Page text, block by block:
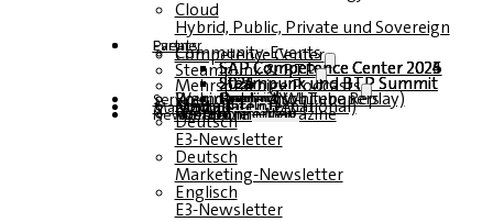
Cloud
Hybrid, Public, Private und Sovereign
Partner
EventsCommunity-Events
Competence Center
SAP Competence Center 2026
SAP Competence Center 2025
SAP Competence Center 2024
SAP Competence Center 2023
Steampunk & BTP
Steampunk und BTP Summit 2026
Steampunk und BTP Summit 2025
Steampunk und BTP Summit 2024
Mehrsprachige Podcasts
Deutsch
Englisch
Spanisch
Französisch
Roundtables (YouTube Replay)
Webinare und Whitepapers
Service
Formulare
Kontakt
Mediadaten DACH
Media Kit (International)
Magazin
hier abonnieren
für Abonnenten
kostenfreie Magazine
Newsletter
Deutsch
E3-Newsletter
Deutsch
Marketing-Newsletter
Englisch
E3-Newsletter